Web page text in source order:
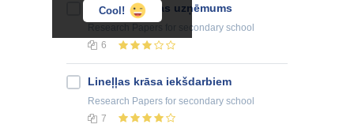
Cool!
Alus ražošanas uzņēmums
for secondary school
6
Lineļļas krāsa iekšdarbiem
Research Papers for secondary school
7